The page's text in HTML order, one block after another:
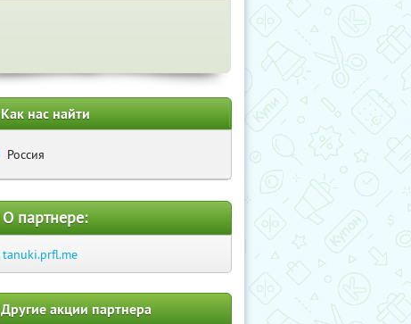
Как нас найти
Россия
О партнере:
tanuki.prfl.me
Другие акции партнера